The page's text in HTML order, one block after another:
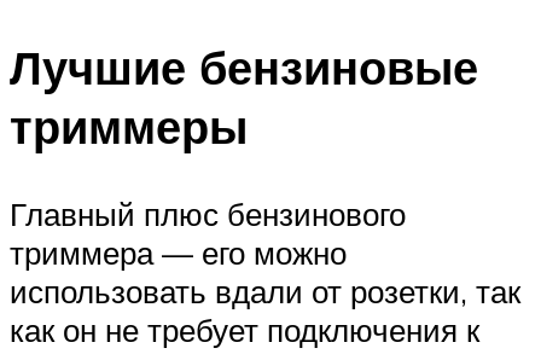
Лучшие бензиновые
триммеры
Главный плюс бензинового
триммера — его можно
использовать вдали от розетки, так
как он не требует подключения к